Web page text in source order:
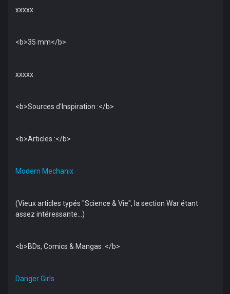
xxxxx
<b>35 mm</b>
xxxxx
<b>Sources d'Inspiration :</b>
<b>Articles :</b>
Modern Mechanix
(Vieux articles typés "Science & Vie", la section War étant
assez intéressante...)
<b>BDs, Comics & Mangas :</b>
Danger Girls